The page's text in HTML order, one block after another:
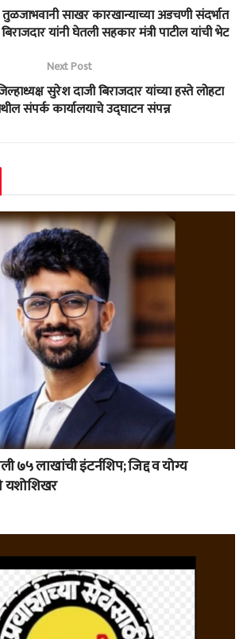
साखर कारखान्याच्या अडचणी संदर्भात
यांनी घेतली सहकार मंत्री पाटील यांची भेट
Next Post
सुरेश दाजी बिराजदार यांच्या हस्ते लोहटा
संपर्क कार्यालयाचे उद्घाटन संपन्न
७५ लाखांची इंटर्नशिप; जिद्द व योग्य
यशोशिखर